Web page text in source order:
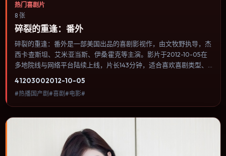
热门喜剧片
8 张
碎裂的重逢：番外
碎裂的重逢：番外是一部美国出品的喜剧影视作，由文牧野执导，杰
西卡·查斯坦、艾米·亚当斯、伊桑·霍克等主演。影片于2012-10-05在
多地院线与网络平台陆续上线，片长143分钟，适合喜欢喜剧类型、
情节推进，节奏与视听语言统一，可作为休闲观影或类型片补片的选
择。
41203002012-10-05
#热播国产剧#喜剧#电影#